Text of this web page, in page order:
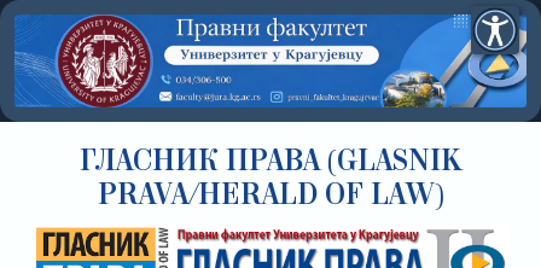
ГЛАСНИК ПРАВА (GLASNIK
PRAVA/HERALD OF LAW)